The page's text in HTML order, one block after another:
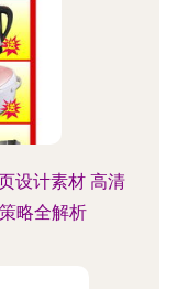
设计素材 高清
略全解析